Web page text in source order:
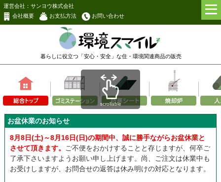
運営会社：サンヨウ株式会社
会社概要
お支払方法 お問い合わせ
暮らしに役立つ「安心・安全」な住・環境関連商品の販売
scrollable
お盆休業のお知らせ
8月8日(土)～8月16日(日)の期間中、誠に勝手ながらお盆休業と
させて頂きます。
ご不便をおかけすることと存じますが、何卒ご
了承下さいますようお願い申し上げます。尚、ご注文は休業中も
お受けしますが、お問合せの返答は休み明けの対応となります。